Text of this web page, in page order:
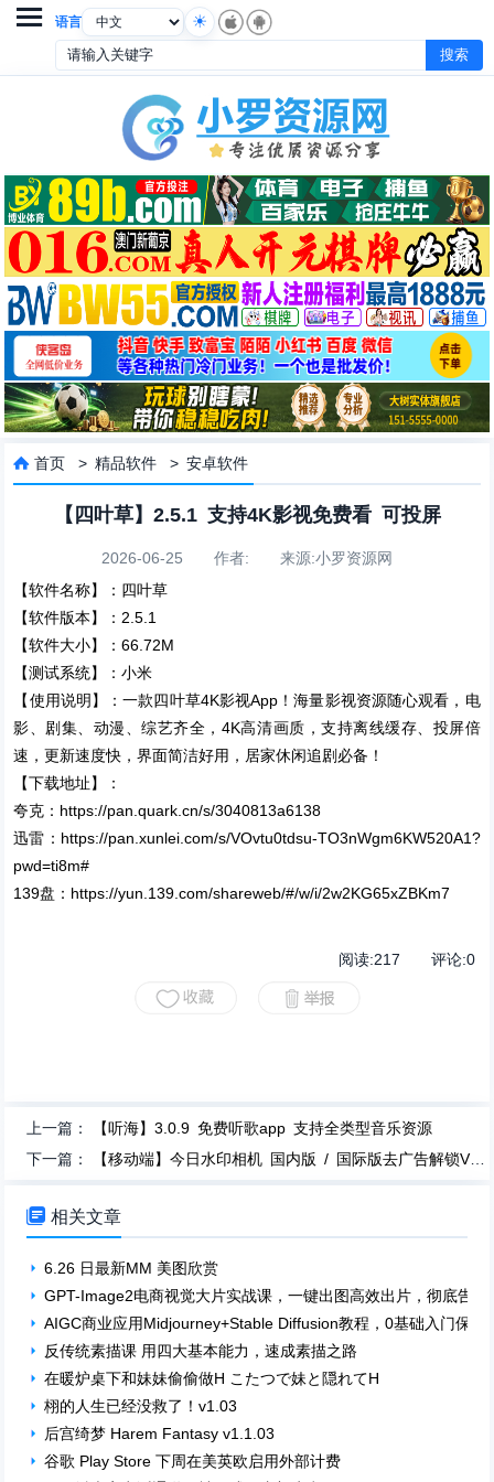
语言

 首页 >精品软件 >安卓软件
【四叶草】2.5.1 支持4K影视免费看 可投屏
2026-06-25 作者: 来源:小罗资源网
【软件名称】：四叶草
【软件版本】：2.5.1
【软件大小】：66.72M
【测试系统】：小米
【使用说明】：一款四叶草4K影视App！海量影视资源随心观看，电
影、剧集、动漫、综艺齐全，4K高清画质，支持离线缓存、投屏倍
速，更新速度快，界面简洁好用，居家休闲追剧必备！
【下载地址】：
夸克：https://pan.quark.cn/s/3040813a6138
迅雷：https://pan.xunlei.com/s/VOvtu0tdsu-TO3nWgm6KW520A1?
pwd=ti8m#
139盘：https://yun.139.com/shareweb/#/w/i/2w2KG65xZBKm7
阅读:217 评论:0
上一篇：
【听海】3.0.9 免费听歌app 支持全类型音乐资源
下一篇：
【移动端】今日水印相机 国内版 / 国际版去广告解锁VIP会员全部版共17.4G
 相关文章
6.26 日最新MM 美图欣赏
GPT-Image2电商视觉大片实战课，一键出图高效出片，彻底告别
AIGC商业应用Midjourney+Stable Diffusion教程，0基础入门保姆
反传统素描课 用四大基本能力，速成素描之路
在暖炉桌下和妹妹偷偷做H こたつで妹と隠れてH
栩的人生已经没救了！v1.03
后宫绮梦 Harem Fantasy v1.1.03
谷歌 Play Store 下周在美英欧启用外部计费